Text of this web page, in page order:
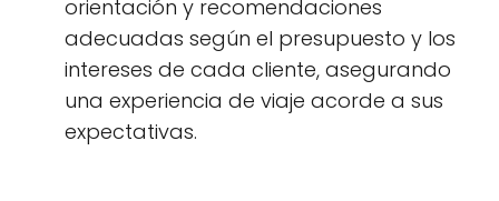
orientación y recomendaciones
adecuadas según el presupuesto y los
intereses de cada cliente, asegurando
una experiencia de viaje acorde a sus
expectativas.